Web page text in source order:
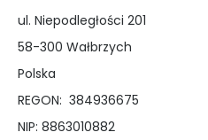
ul. Niepodległości 201
58-300 Wałbrzych
Polska
REGON: 384936675
NIP: 8863010882